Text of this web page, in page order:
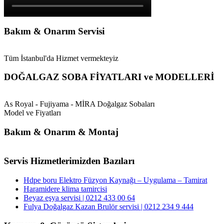
Bakım & Onarım Servisi
Tüm İstanbul'da Hizmet vermekteyiz
DOĞALGAZ SOBA FİYATLARI ve MODELLERİ
As Royal - Fujiyama - MİRA Doğalgaz Sobaları
Model ve Fiyatları
Bakım & Onarım & Montaj
Servis Hizmetlerimizden Bazıları
Hdpe boru Elektro Füzyon Kaynağı – Uygulama – Tamirat
Haramidere klima tamircisi
Beyaz eşya servisi | 0212 433 00 64
Fulya Doğalgaz Kazan Brulör servisi | 0212 234 9 444